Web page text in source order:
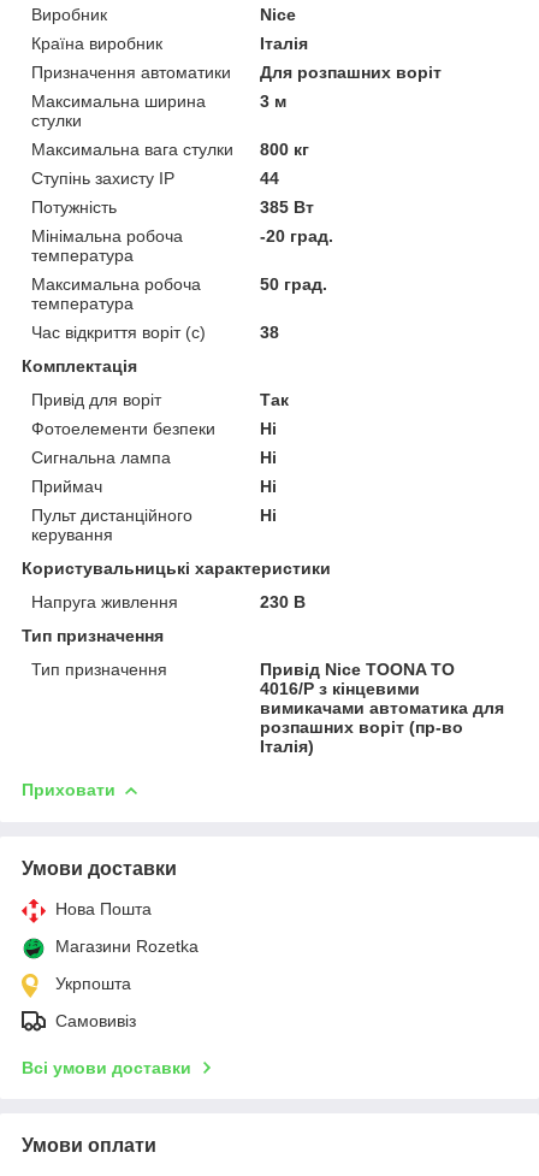
Виробник
Nice
Країна виробник
Італія
Призначення автоматики
Для розпашних воріт
Максимальна ширина
стулки
3 м
Максимальна вага стулки
800 кг
Ступінь захисту IP
44
Потужність
385 Вт
Мінімальна робоча
температура
-20 град.
Максимальна робоча
температура
50 град.
Час відкриття воріт (с)
38
Комплектація
Привід для воріт
Так
Фотоелементи безпеки
Ні
Сигнальна лампа
Ні
Приймач
Ні
Пульт дистанційного
керування
Ні
Користувальницькі характеристики
Напруга живлення
230 В
Тип призначення
Тип призначення
Привід Nice TOONA TO
4016/P з кінцевими
вимикачами автоматика для
розпашних воріт (пр-во
Італія)
Приховати
Умови доставки
Нова Пошта
Магазини Rozetka
Укрпошта
Самовивіз
Всі умови доставки
Умови оплати